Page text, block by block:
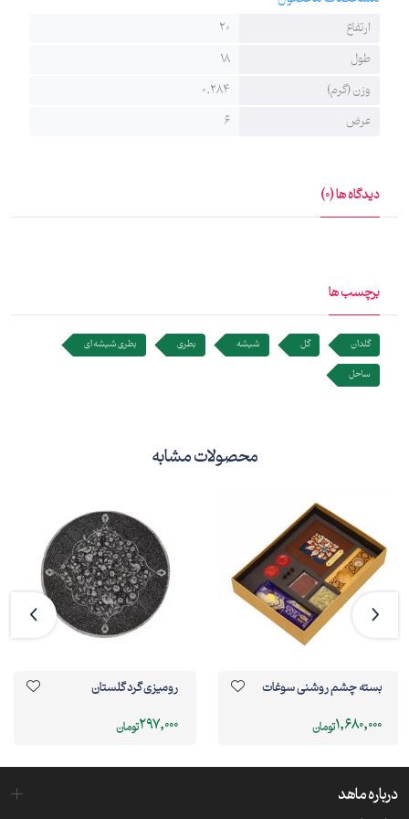
ارتفاع
20
طول
18
وزن (گرم)
0.284
عرض
6
دیدگاه ها (0)
برچسب ها
گلدان گل شیشه بطری
بطری شیشه ای
ساحل
محصولات مشابه
بسته چشم روشنی سوغات
1,680,000تومان
رومیزی گرد گلستان
297,000تومان
درباره ماهد